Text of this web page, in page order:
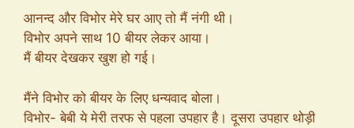
आनन्द और विभोर मेरे घर आए तो मैं नंगी थी।
विभोर अपने साथ 10 बीयर लेकर आया।
मैं बीयर देखकर खुश हो गई।
मैंने विभोर को बीयर के लिए धन्यवाद बोला।
विभोर- बेबी ये मेरी तरफ से पहला उपहार है। दूसरा उपहार थोड़ी